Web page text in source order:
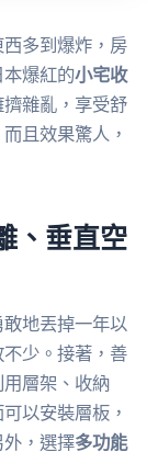
多到爆炸，房
爆紅的小宅收
雜亂，享受舒
且效果驚人，
、垂直空
地丟掉一年以
不少。接著，善
層架、收納
以安裝層板，
，選擇多功能